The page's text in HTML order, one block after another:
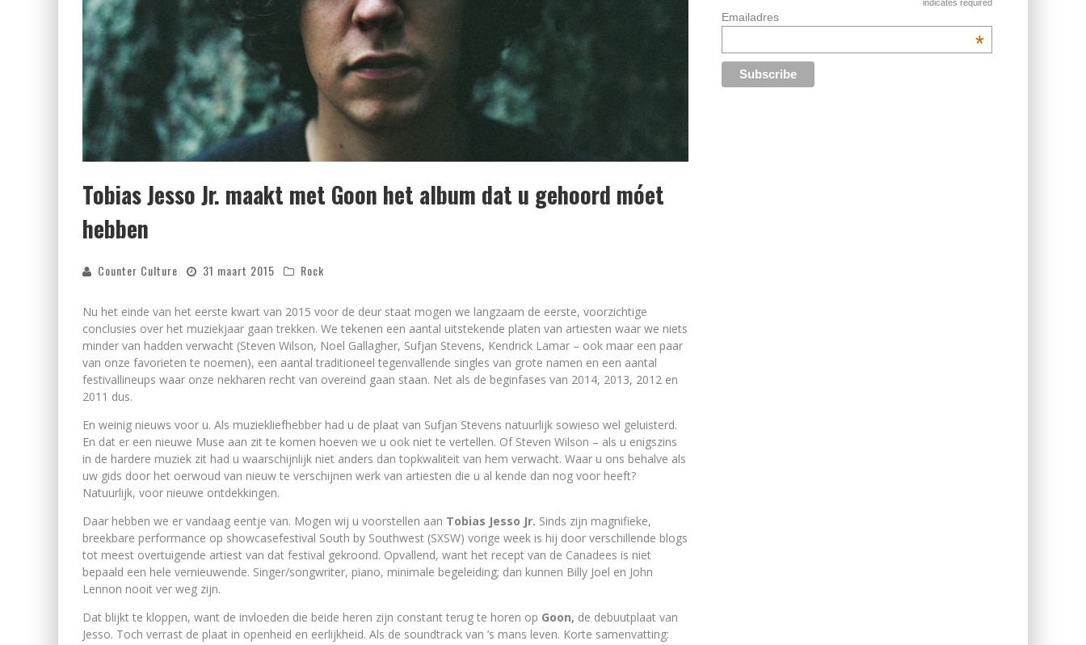
Tobias Jesso Jr. maakt met Goon het album dat u gehoord móet
hebben
Counter Culture 31 maart 2015 Rock
Nu het einde van het eerste kwart van 2015 voor de deur staat mogen we langzaam de eerste, voorzichtige
conclusies over het muziekjaar gaan trekken. We tekenen een aantal uitstekende platen van artiesten waar we niets
minder van hadden verwacht (Steven Wilson, Noel Gallagher, Sufjan Stevens, Kendrick Lamar – ook maar een paar
van onze favorieten te noemen), een aantal traditioneel tegenvallende singles van grote namen en een aantal
festivallineups waar onze nekharen recht van overeind gaan staan. Net als de beginfases van 2014, 2013, 2012 en
2011 dus.
En weinig nieuws voor u. Als muziekliefhebber had u de plaat van Sufjan Stevens natuurlijk sowieso wel geluisterd.
En dat er een nieuwe Muse aan zit te komen hoeven we u ook niet te vertellen. Of Steven Wilson – als u enigszins
in de hardere muziek zit had u waarschijnlijk niet anders dan topkwaliteit van hem verwacht. Waar u ons behalve als
uw gids door het oerwoud van nieuw te verschijnen werk van artiesten die u al kende dan nog voor heeft?
Natuurlijk, voor nieuwe ontdekkingen.
Daar hebben we er vandaag eentje van. Mogen wij u voorstellen aan Tobias Jesso Jr. Sinds zijn magnifieke,
breekbare performance op showcasefestival South by Southwest (SXSW) vorige week is hij door verschillende blogs
tot meest overtuigende artiest van dat festival gekroond. Opvallend, want het recept van de Canadees is niet
bepaald een hele vernieuwende. Singer/songwriter, piano, minimale begeleiding; dan kunnen Billy Joel en John
Lennon nooit ver weg zijn.
Dat blijkt te kloppen, want de invloeden die beide heren zijn constant terug te horen op Goon, de debuutplaat van
Jesso. Toch verrast de plaat in openheid en eerlijkheid. Als de soundtrack van ’s mans leven. Korte samenvatting:
indicates required
Emailadres
*